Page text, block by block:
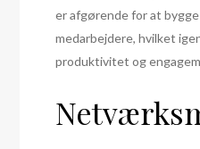
er afgørende for at
medarbejdere, hvilket
produktivitet og